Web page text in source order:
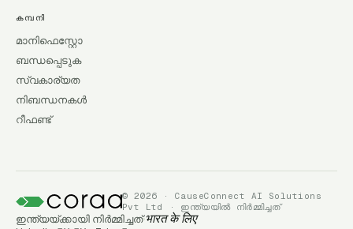
കമ്പനി
മാനിഫെസ്റ്റോ
ബന്ധപ്പെടുക
സ്വകാര്യത
നിബന്ധനകൾ
റീഫണ്ട്
© 2026 · CauseConnect AI Solutions
Pvt Ltd · ഇന്ത്യയിൽ നിർമ്മിച്ചത്
ഇന്ത്യയ്ക്കായി നിർമ്മിച്ചത് भारत के लिए